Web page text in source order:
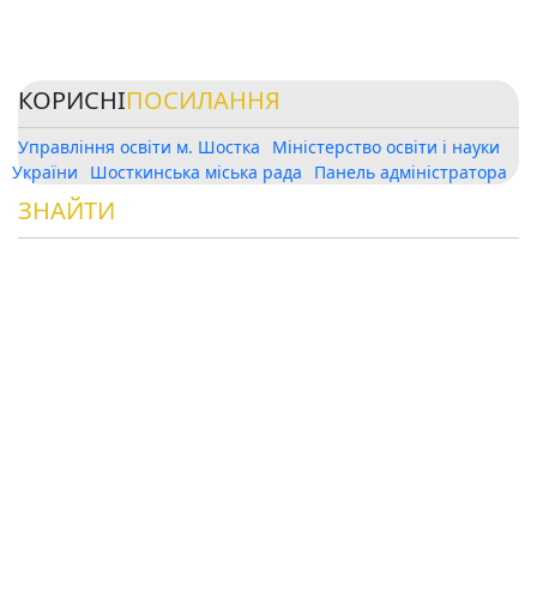
КОРИСНІПОСИЛАННЯ
Управління освіти м. Шостка
Міністерство освіти і науки
України
Шосткинська міська рада Панель адміністратора
ЗНАЙТИ